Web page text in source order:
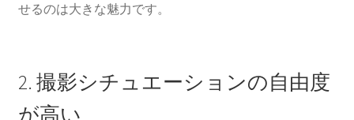
ガーデンウエディングの費用徹底比較！選ばれる魅力と
結婚式場に設置したいウェルカムグッズ
京都ウェディングで参考にしたいこと
せるのは大きな魅力です。
2. 撮影シチュエーションの自由度
が高い